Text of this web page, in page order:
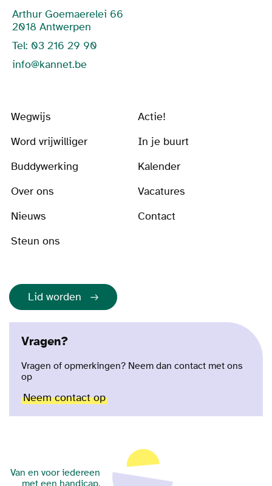
Arthur Goemaerelei 66
2018 Antwerpen
Tel: 03 216 29 90
info@kannet.be
Wegwijs
Actie!
Word vrijwilliger
In je buurt
Buddywerking
Kalender
Over ons
Vacatures
Nieuws
Contact
Steun ons
Lid worden
Vragen?
Vragen of opmerkingen? Neem dan contact met ons
op
Neem contact op
Van en voor iedereen
met een handicap.